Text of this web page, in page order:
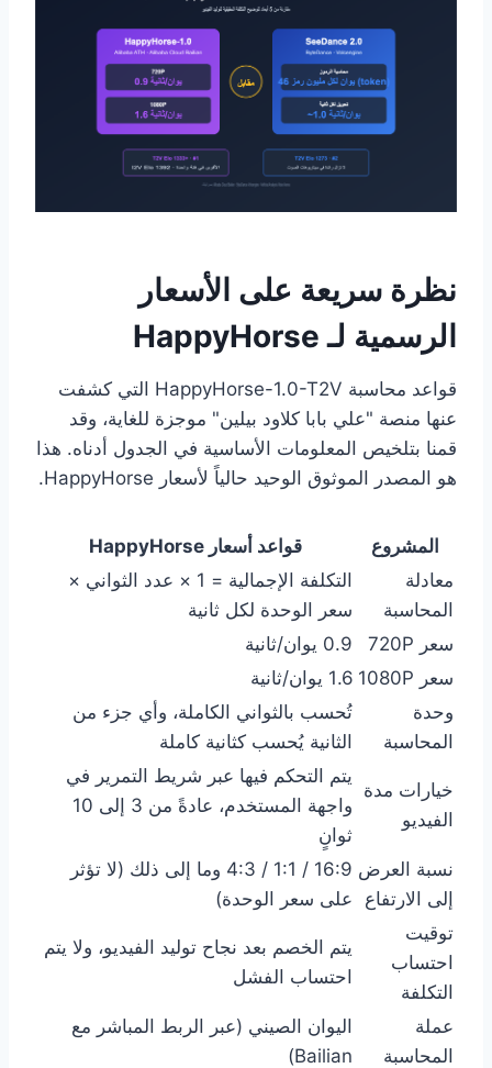
نظرة سريعة على الأسعار
الرسمية لـ HappyHorse
قواعد محاسبة HappyHorse-1.0-T2V التي كشفت
عنها منصة "علي بابا كلاود بيلين" موجزة للغاية، وقد
قمنا بتلخيص المعلومات الأساسية في الجدول أدناه. هذا
هو المصدر الموثوق الوحيد حالياً لأسعار HappyHorse.
المشروع
قواعد أسعار HappyHorse
معادلة
المحاسبة
التكلفة الإجمالية = 1 × عدد الثواني ×
سعر الوحدة لكل ثانية
سعر 720P
0.9 يوان/ثانية
سعر 1080P
1.6 يوان/ثانية
وحدة
المحاسبة
تُحسب بالثواني الكاملة، وأي جزء من
الثانية يُحسب كثانية كاملة
خيارات مدة
الفيديو
يتم التحكم فيها عبر شريط التمرير في
واجهة المستخدم، عادةً من 3 إلى 10
ثوانٍ
نسبة العرض
إلى الارتفاع
16:9 / 1:1 / 4:3 وما إلى ذلك (لا تؤثر
على سعر الوحدة)
توقيت
احتساب
التكلفة
يتم الخصم بعد نجاح توليد الفيديو، ولا يتم
احتساب الفشل
عملة
المحاسبة
اليوان الصيني (عبر الربط المباشر مع
Bailian)